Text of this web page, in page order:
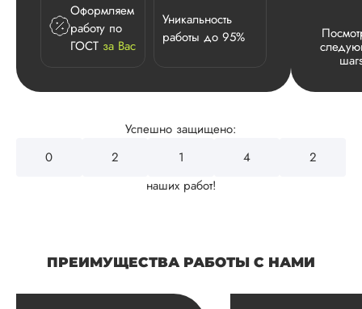
Оформляем
работу по
ГОСТ за Вас
Уникальность
работы до 95%
Успешно защищено:
2
3
4
2
0
наших работ!
ПРЕИМУЩЕСТВА РАБОТЫ С НАМИ